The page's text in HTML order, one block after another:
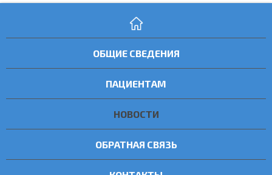
ОБЩИЕ СВЕДЕНИЯ
ПАЦИЕНТАМ
НОВОСТИ
ОБРАТНАЯ СВЯЗЬ